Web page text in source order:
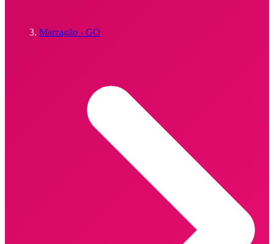
Marzagão - GO